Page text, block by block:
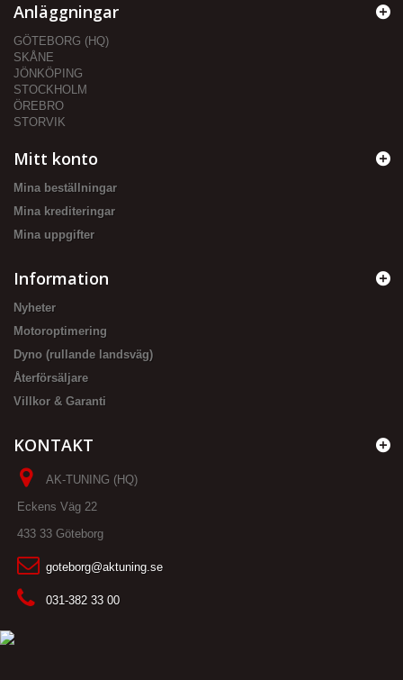
Anläggningar
GÖTEBORG (HQ)
SKÅNE
JÖNKÖPING
STOCKHOLM
ÖREBRO
STORVIK
Mitt konto
Mina beställningar
Mina krediteringar
Mina uppgifter
Information
Nyheter
Motoroptimering
Dyno (rullande landsväg)
Återförsäljare
Villkor & Garanti
KONTAKT
AK-TUNING (HQ)
Eckens Väg 22
433 33 Göteborg
goteborg@aktuning.se
031-382 33 00